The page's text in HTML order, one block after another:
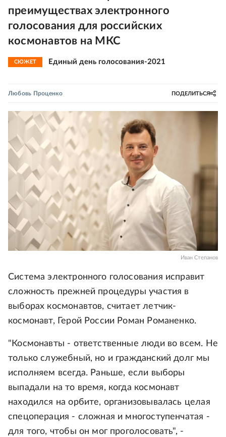
преимуществах электронного
голосования для российских
космонавтов на МКС
СЮЖЕТ Единый день голосования-2021
Любовь Проценко ПОДЕЛИТЬСЯ
Иван Степанов
Система электронного голосования исправит
сложность прежней процедуры участия в
выборах космонавтов, считает летчик-
космонавт, Герой России Роман Романенко.
"Космонавты - ответственные люди во всем. Не
только служебный, но и гражданский долг мы
исполняем всегда. Раньше, если выборы
выпадали на то время, когда космонавт
находился на орбите, организовывалась целая
спецоперация - сложная и многоступенчатая -
для того, чтобы он мог проголосовать", -